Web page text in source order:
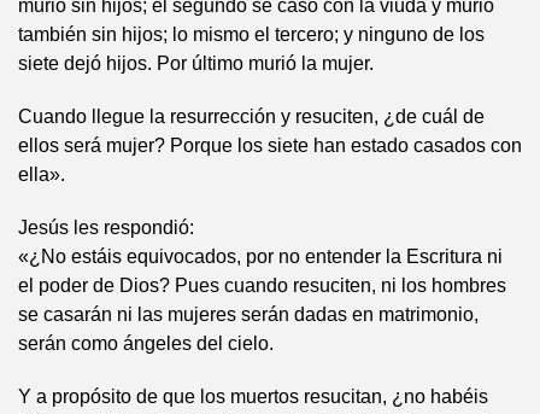
murió sin hijos; el segundo se casó con la viuda y murió
también sin hijos; lo mismo el tercero; y ninguno de los
siete dejó hijos. Por último murió la mujer.
Cuando llegue la resurrección y resuciten, ¿de cuál de
ellos será mujer? Porque los siete han estado casados con
ella».
Jesús les respondió:
«¿No estáis equivocados, por no entender la Escritura ni
el poder de Dios? Pues cuando resuciten, ni los hombres
se casarán ni las mujeres serán dadas en matrimonio,
serán como ángeles del cielo.
Y a propósito de que los muertos resucitan, ¿no habéis